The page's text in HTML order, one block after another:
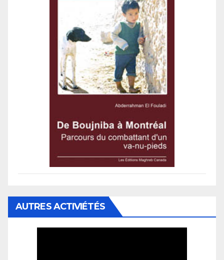
AUTRES ACTIVIÉTÉS